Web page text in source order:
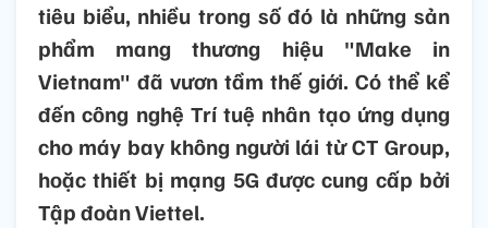
tiêu biểu, nhiều trong số đó là những sản
phẩm mang thương hiệu "Make in
Vietnam" đã vươn tầm thế giới. Có thể kể
đến công nghệ Trí tuệ nhân tạo ứng dụng
cho máy bay không người lái từ CT Group,
hoặc thiết bị mạng 5G được cung cấp bởi
Tập đoàn Viettel.